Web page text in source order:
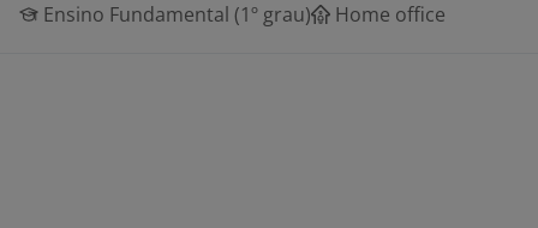
Ensino Fundamental (1º grau)
Home office